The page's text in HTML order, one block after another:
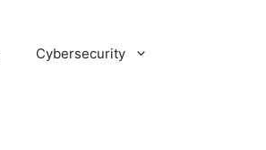
Cybersecurity